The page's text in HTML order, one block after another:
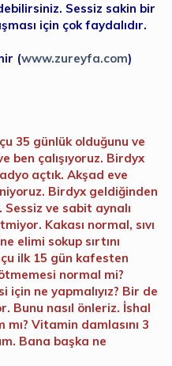
Sessiz sakin bir
için çok faydalıdır.
(www.zureyfa.com)
35 günlük olduğunu ve
ben çalışıyoruz. Birdyx
açtık. Akşad eve
Birdyx geldiğinden
ve sabit aynalı
Kakası normal, sıvı
elimi sokup sırtını
ilk 15 gün kafesten
normal mi?
için ne yapmalıyız? Bir de
Bunu nasıl önleriz. İshal
Vitamin damlasını 3
Bana başka ne